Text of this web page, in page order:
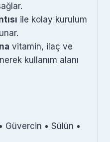
ile kolay kurulum
vitamin, ilaç ve
kullanım alanı
Güvercin • Sülün •